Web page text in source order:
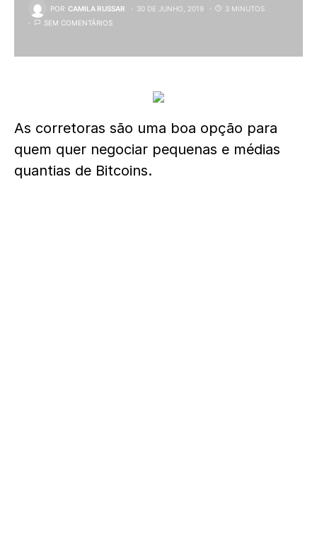
POR CAMILA RUSSAR 30 DE JUNHO, 2019
3 MINUTOS
SEM COMENTÁRIOS
As corretoras são uma boa opção para
quem quer negociar pequenas e médias
quantias de Bitcoins.